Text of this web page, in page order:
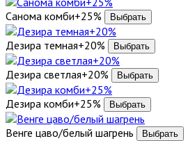
Санома комби+25%
Дезира темная+20%
Дезира светлая+20%
Дезира комби+25%
Венге цаво/белый шагрень